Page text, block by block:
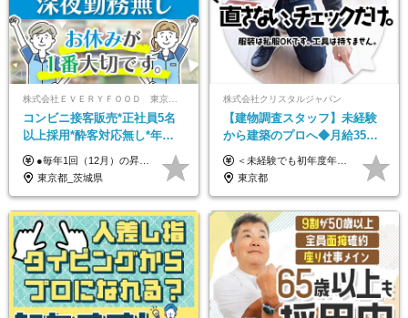
株式会社ＥＶＥＲＹＦＯＯＤ 東京本社
コンビニ接客販売*正社員5名
以上採用*酔客対応無し*年休
120日～*創業59年の安定基盤*
コンビニ経験者優遇
●毎年1回（12月）の昇給で給与にしっかり反映！ ●賞与年2回あり（6月・12月） 月給26万円＋賞与年2回＋交通費全額支給 役職の有無にかかわらず、日々の頑張りは正当に評価します！ リーダー・店長昇格後は等級に合わせて給与UP＋役職手当があるので、 納得感を持って働くことができます◎ ※経験・スキルを考慮の上、決定します ※上記金額には固定残業代（21時間分・3万7300円以上）を含みます。超過分は別途全額支給します ※試用期間3ヶ月間あり（期間中の給与・待遇に差異はありません）
東京都_茨城県
株式会社クリスタルジャパン
【建物調査スタッフ】未経験
から建築のプロへ◆月給35万
円～＋賞与年2回◆官公庁・
UR直取引◆残業月10h
＜未経験でも初年度年収490万円～＞ ◆月給35万円～65万円＋賞与年2回（7月・12月） 【なぜ未経験に35万円を払えるのか】 UR都市機構様・日本郵政様・官公庁との直取引で中間マージンがなく、修繕・緊急対応だけで年4,000～5,000件。仕事が途切れない基盤があるため、調査を担う人材に相応の給与を支払えます。 【昇給について】 年齢や社歴ではなく、成長と貢献に応じて昇給する仕組みです。1回の昇給で年収100万円UPした社員もいます。 ※経験・スキルに応じて加給・優遇いたします ※試用期間3ヶ月（その間の給与・待遇に差異はありません） ※上記月給には、固定残業代（月45時間分／8.8万円～16.5万円）を含みます。超過分は別途全額支給します ※実際の残業は月平均10時間程度です。固定残業代は残業の有無にかかわらず全額支給します 【固定残業代について】 固定残業45時間分（88,000円～165,000円）を含む ※超過分は別途全額支給
東京都